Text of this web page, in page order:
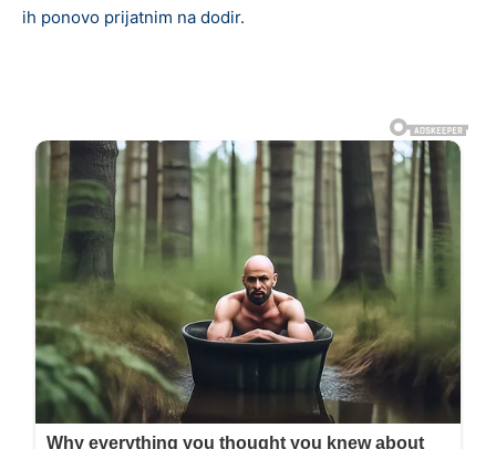
ih ponovo prijatnim na dodir.